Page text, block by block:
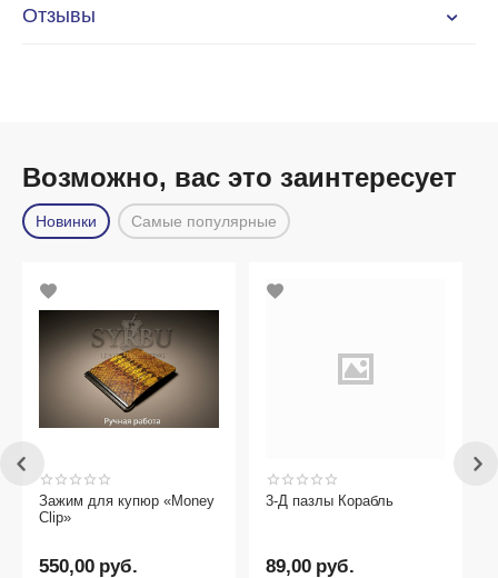
Отзывы
Возможно, вас это заинтересует
Новинки Самые популярные
для купюр «Money
руб.
3-Д пазлы Корабль
руб.